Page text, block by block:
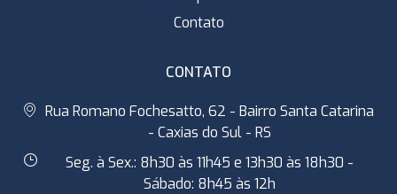
Contato
CONTATO
Rua Romano Fochesatto, 62 - Bairro Santa Catarina
- Caxias do Sul - RS
Seg. à Sex.: 8h30 às 11h45 e 13h30 às 18h30 -
Sábado: 8h45 às 12h